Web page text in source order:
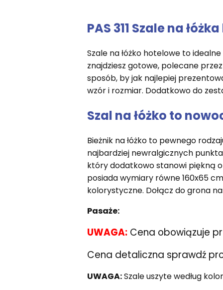
PAS 311 Szale na
Szale na łóżko hotelowe to
znajdziesz gotowe, polecane
sposób, by jak najlepiej
wzór i rozmiar. Dodatkowo do
Szal na łóżko to
Bieżnik na łóżko to pewnego
najbardziej newralgicznych
który dodatkowo stanowi piękną
posiada wymiary równe 160x65
kolorystyczne. Dołącz do grona
Pasaże:
UWAGA:Cena obowiązuje
Cena detaliczna sprawdź
UWAGA:Szale uszyte według